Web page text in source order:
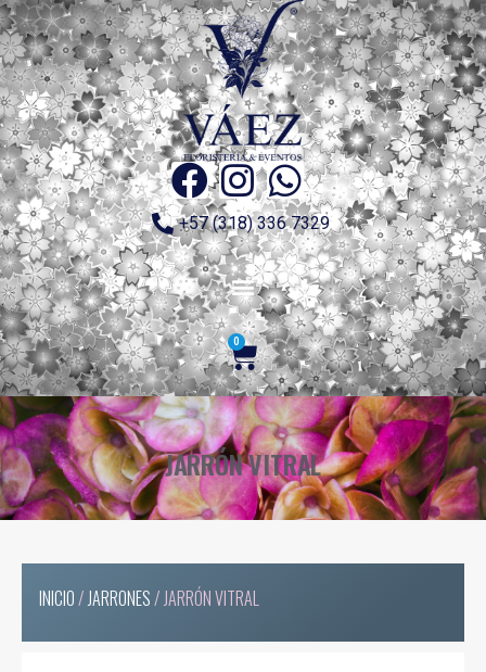
+57 (318) 336 7329
0
JARRÓN VITRAL
INICIO/JARRONES/ JARRÓN VITRAL